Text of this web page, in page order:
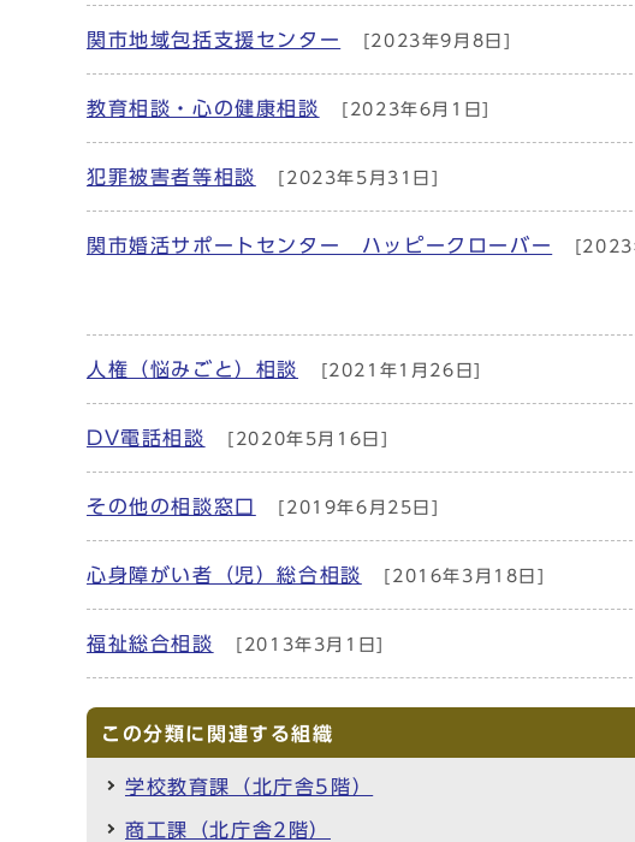
関市地域包括支援センター [2023年9月8日]
教育相談・心の健康相談 [2023年6月1日]
犯罪被害者等相談 [2023年5月31日]
関市婚活サポートセンター ハッピークローバー [2023
人権（悩みごと）相談 [2021年1月26日]
DV電話相談 [2020年5月16日]
その他の相談窓口 [2019年6月25日]
心身障がい者（児）総合相談 [2016年3月18日]
福祉総合相談 [2013年3月1日]
この分類に関連する組織
学校教育課（北庁舎5階）
商工課（北庁舎2階）